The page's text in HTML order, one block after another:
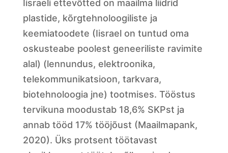
Iisraeli ettevõtted on maailma liidrid
plastide, kõrgtehnoloogiliste ja
keemiatoodete (Iisrael on tuntud oma
oskusteabe poolest geneeriliste ravimite
alal) (lennundus, elektroonika,
telekommunikatsioon, tarkvara,
biotehnoloogia jne) tootmises. Tööstus
tervikuna moodustab 18,6% SKPst ja
annab tööd 17% tööjõust (Maailmapank,
2020). Üks protsent töötavast